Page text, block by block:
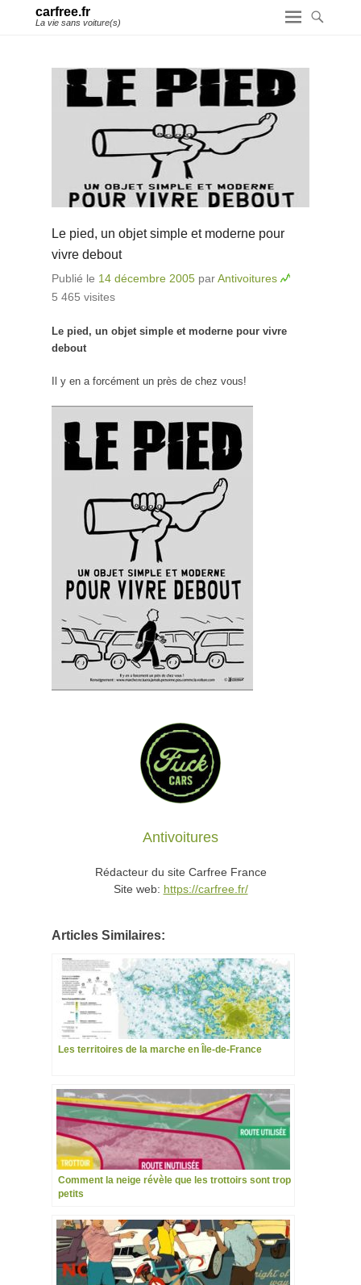
carfree.fr
La vie sans voiture(s)
Le pied, un objet simple et moderne pour
vivre debout
Publié le 14 décembre 2005 parAntivoitures
5 465 visites
Le pied, un objet simple et moderne pour vivre
debout
Il y en a forcément un près de chez vous!
Antivoitures
Rédacteur du site Carfree France
Site web: https://carfree.fr/
Articles Similaires:
Les territoires de la marche en Île-de-France
Comment la neige révèle que les trottoirs sont trop
petits